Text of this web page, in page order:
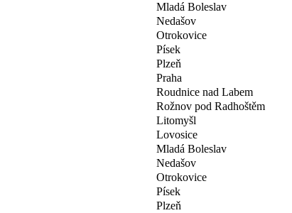
Mladá Boleslav
Nedašov
Otrokovice
Písek
Plzeň
Praha
Roudnice nad Labem
Rožnov pod Radhoštěm
Litomyšl
Lovosice
Mladá Boleslav
Nedašov
Otrokovice
Písek
Plzeň